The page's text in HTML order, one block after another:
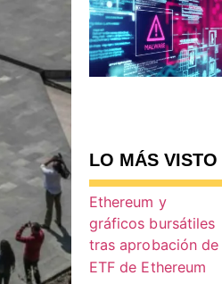
LO MÁS VISTO